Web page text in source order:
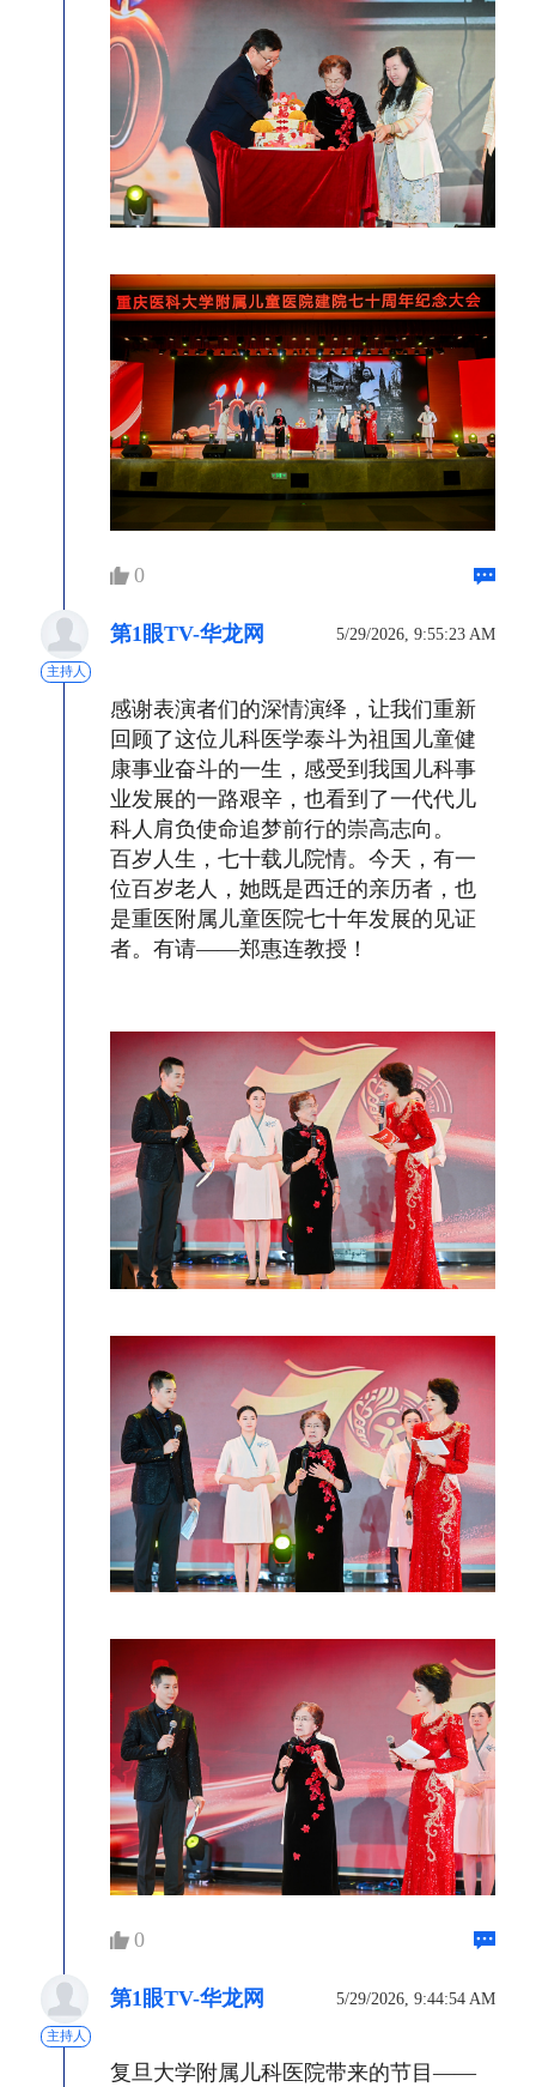
0
主持人
第1眼TV-华龙网 5/29/2026, 9:55:23 AM
感谢表演者们的深情演绎，让我们重新
回顾了这位儿科医学泰斗为祖国儿童健
康事业奋斗的一生，感受到我国儿科事
业发展的一路艰辛，也看到了一代代儿
科人肩负使命追梦前行的崇高志向。
百岁人生，七十载儿院情。今天，有一
位百岁老人，她既是西迁的亲历者，也
是重医附属儿童医院七十年发展的见证
者。有请——郑惠连教授！
0
主持人
第1眼TV-华龙网 5/29/2026, 9:44:54 AM
复旦大学附属儿科医院带来的节目——